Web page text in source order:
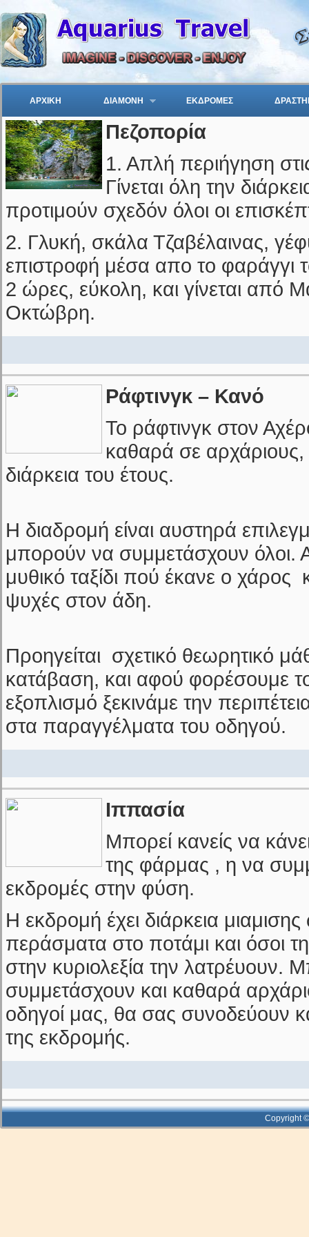
ΑΡΧΙΚΗ ΔΙΑΜΟΝΗ ΕΚΔΡΟΜΕΣ
Πεζοπορία
1. Απλή περιήγηση
Γίνεται όλη την
προτιμούν σχεδόν όλοι οι
2. Γλυκή, σκάλα Τζαβέλαινας,
επιστροφή μέσα απο το φαράγγι
2 ώρες, εύκολη, και γίνεται από
Οκτώβρη.
Ράφτινγκ – Κανό
Το ράφτινγκ στον
καθαρά σε αρχάριους,
διάρκεια του έτους.
Η διαδρομή είναι αυστηρά
μπορούν να συμμετάσχουν όλοι.
μυθικό ταξίδι πού έκανε ο χάρος
ψυχές στον άδη.
Προηγείται σχετικό θεωρητικό
κατάβαση, και αφού φορέσουμε
εξοπλισμό ξεκινάμε την
στα παραγγέλματα του οδηγού.
Ιππασία
Μπορεί κανείς να
της φάρμας , η να
εκδρομές στην φύση.
Η εκδρομή έχει διάρκεια
περάσματα στο ποτάμι και όσοι
στην κυριολεξία την λατρέυουν.
συμμετάσχουν και καθαρά
οδηγοί μας, θα σας συνοδεύουν
της εκδρομής.
Copyright